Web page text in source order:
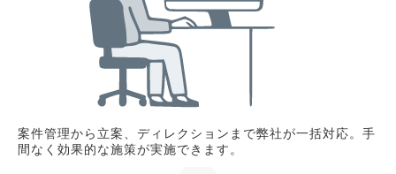
案件管理から立案、ディレクションまで弊社が一括対応。手
間なく効果的な施策が実施できます。